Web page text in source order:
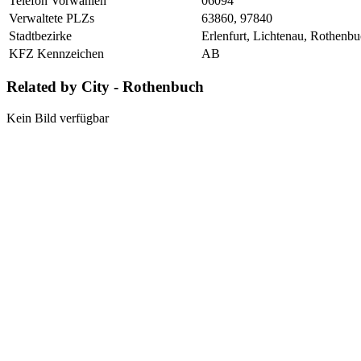
Verwaltete PLZs
63860, 97840
Stadtbezirke
Erlenfurt, Lichtenau,
KFZ Kennzeichen
AB
Related by City - Rothenbuch
Kein Bild verfügbar